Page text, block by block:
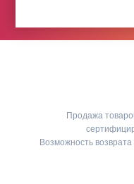
Продажа
Возможность возврата